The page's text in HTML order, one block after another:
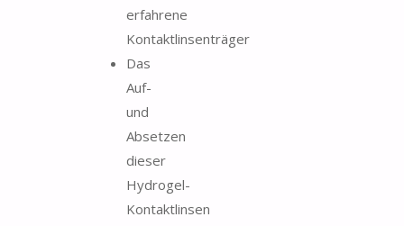
erfahrene
Kontaktlinsenträger
Das
Auf-
und
Absetzen
dieser
Hydrogel-
Kontaktlinsen